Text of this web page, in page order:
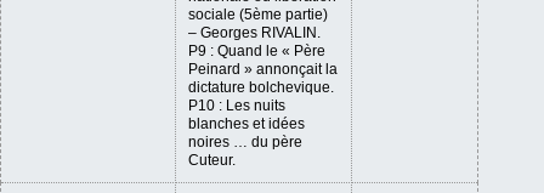
sociale (5ème partie)
– Georges RIVALIN.
P9 : Quand le « Père
Peinard » annonçait la
dictature bolchevique.
P10 : Les nuits
blanches et idées
noires … du père
Cuteur.